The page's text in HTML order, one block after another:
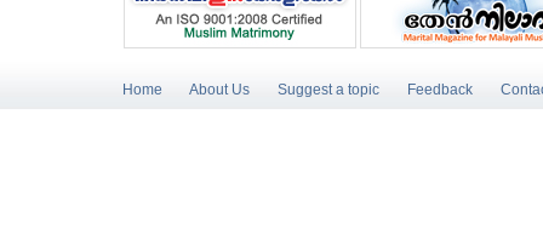
Home About Us Suggest a topic Feedback